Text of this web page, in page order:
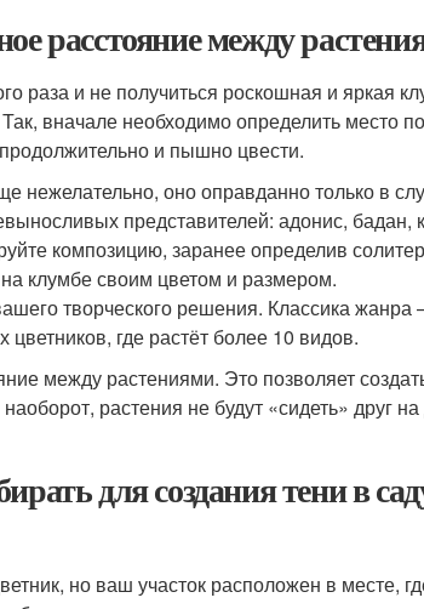
расстояние между
раза и не получиться роскошная и яркая
вначале необходимо определить место
и пышно цвести.
нежелательно, оно оправданно только в
представителей: адонис, бадан,
композицию, заранее определив
клумбе своим цветом и размером.
творческого решения. Классика
где растёт более 10 видов.
между растениями. Это позволяет
растения не будут «сидеть» друг
для создания тени в
но ваш участок расположен в месте,